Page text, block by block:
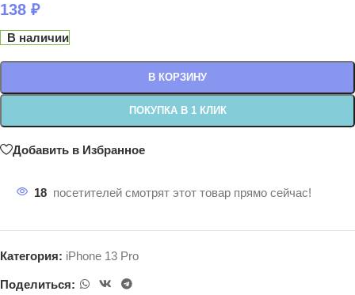
138 ₽
В наличии
В КОРЗИНУ
ПОКУПКА В 1 КЛИК
Добавить в Избранное
18 посетителей смотрят этот товар прямо сейчас!
Категория: iPhone 13 Pro
Поделиться: